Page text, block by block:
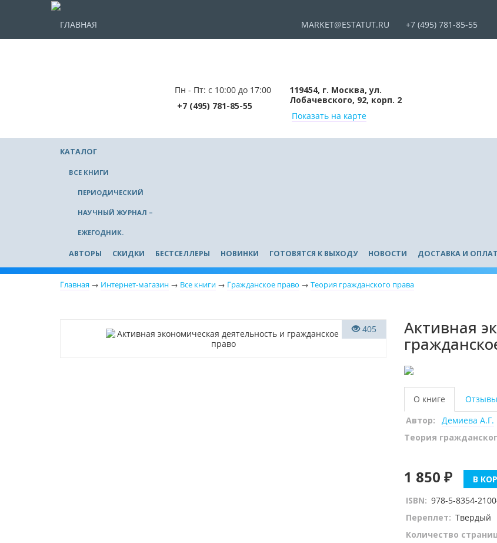
ГЛАВНАЯ MARKET@ESTATUT.RU +7 (495) 781-85-55
Пн - Пт: с 10:00 до 17:00
+7 (495) 781-85-55
119454, г. Москва, ул.
Лобачевского, 92, корп. 2
Показать на карте
КАТАЛОГ
ВСЕ КНИГИ
ПЕРИОДИЧЕСКИЙ
НАУЧНЫЙ ЖУРНАЛ –
ЕЖЕГОДНИК.
АВТОРЫ СКИДКИ БЕСТСЕЛЛЕРЫ НОВИНКИ ГОТОВЯТСЯ К ВЫХОДУ НОВОСТИ ДОСТАВКА И
Главная → Интернет-магазин → Все книги → Гражданское право → Теория гражданского права
405 Активная
О книге Отзывы
Автор:
Демиева А.Г.
Теория
1 850 ₽ В
ISBN: 978-5-8354-
Переплет: Твердый
Количество